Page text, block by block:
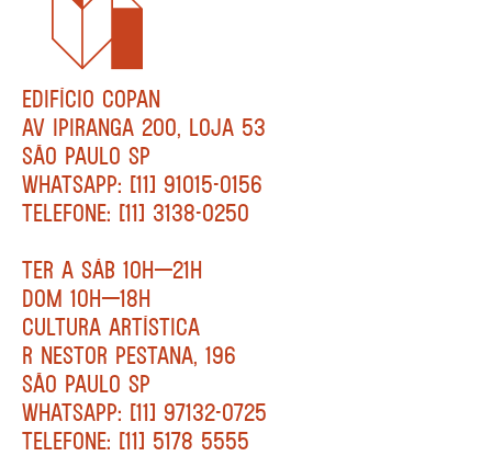
EDIFÍCIO COPAN
AV IPIRANGA 200, LOJA 53
SÃO PAULO SP
WHATSAPP: [11] 91015-0156
TELEFONE: [11] 3138-0250
TER A SÁB 10H—21H
DOM 10H—18H
CULTURA ARTÍSTICA
R NESTOR PESTANA, 196
SÃO PAULO SP
WHATSAPP: [11] 97132-0725
TELEFONE: [11] 5178 5555